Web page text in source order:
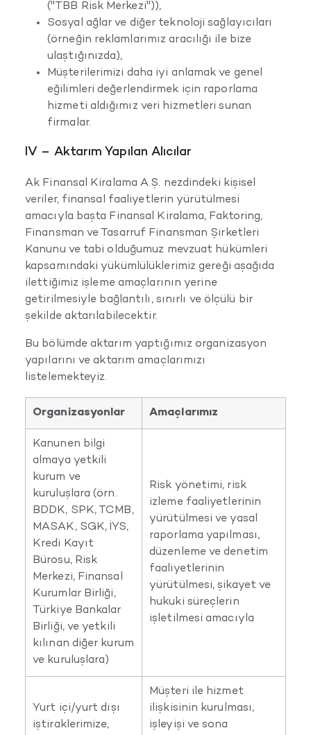
("TBB Risk Merkezi")),
Sosyal ağlar ve diğer teknoloji sağlayıcıları
(örneğin reklamlarımız aracılığı ile bize
ulaştığınızda),
Müşterilerimizi daha iyi anlamak ve genel
eğilimleri değerlendirmek için raporlama
hizmeti aldığımız veri hizmetleri sunan
firmalar.
IV – Aktarım Yapılan Alıcılar
Ak Finansal Kiralama A.Ş. nezdindeki kişisel
veriler, finansal faaliyetlerin yürütülmesi
amacıyla başta Finansal Kiralama, Faktoring,
Finansman ve Tasarruf Finansman Şirketleri
Kanunu ve tabi olduğumuz mevzuat hükümleri
kapsamındaki yükümlülüklerimiz gereği aşağıda
ilettiğimiz işleme amaçlarının yerine
getirilmesiyle bağlantılı, sınırlı ve ölçülü bir
şekilde aktarılabilecektir.
Bu bölümde aktarım yaptığımız organizasyon
yapılarını ve aktarım amaçlarımızı
listelemekteyiz.
Organizasyonlar Amaçlarımız
Kanunen bilgi
almaya yetkili
kurum ve
kuruluşlara (örn.
BDDK, SPK, TCMB,
MASAK, SGK, İYS,
Kredi Kayıt
Bürosu, Risk
Merkezi, Finansal
Kurumlar Birliği,
Türkiye Bankalar
Birliği, ve yetkili
kılınan diğer kurum
ve kuruluşlara)
Risk yönetimi, risk
izleme faaliyetlerinin
yürütülmesi ve yasal
raporlama yapılması,
düzenleme ve denetim
faaliyetlerinin
yürütülmesi, şikayet ve
hukuki süreçlerin
işletilmesi amacıyla
Yurt içi/yurt dışı
iştiraklerimize,
Müşteri ile hizmet
ilişkisinin kurulması,
işleyişi ve sona